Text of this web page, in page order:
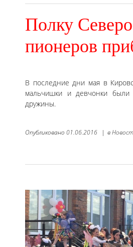
Полку
пионеров
В последние дни мая в
мальчишки и девчонки
дружины.
Опубликовано 01.06.2016 | в